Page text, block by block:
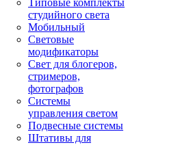
Типовые комплекты
студийного света
Мобильный
Световые
модификаторы
Свет для блогеров,
стримеров,
фотографов
Системы
управления светом
Подвесные системы
Штативы для